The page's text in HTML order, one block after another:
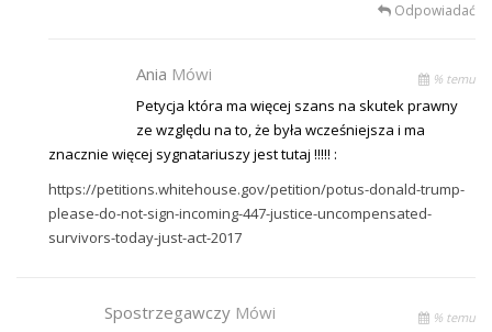
Odpowiadać
Ania Mówi % temu
Petycja która ma więcej szans na skutek prawny
ze względu na to, że była wcześniejsza i ma
znacznie więcej sygnatariuszy jest tutaj !!!!! :
https://petitions.whitehouse.gov/petition/potus-donald-trump-
please-do-not-sign-incoming-447-justice-uncompensated-
survivors-today-just-act-2017
Spostrzegawczy Mówi % temu